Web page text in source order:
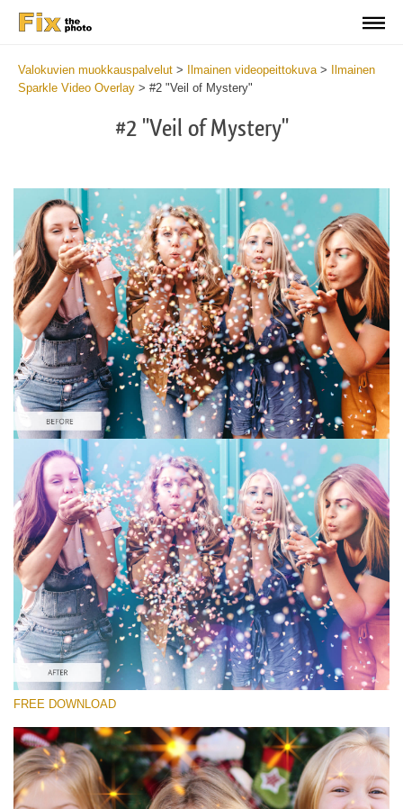
Valokuvien muokkauspalvelut > Ilmainen videopeittokuva>
Ilmainen
Sparkle Video Overlay > #2 "Veil of Mystery"
#2 "Veil of Mystery"
Please select
Free Sparkle Overlay #2
Sparkle Effect
Free download
FREE DOWNLOAD